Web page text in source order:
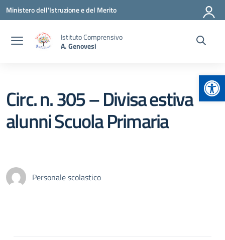
Vai ai contenuti
Vai al menu di navigazione
Vai al footer
Ministero dell'Istruzione e del Merito
Istituto Comprensivo
A. Genovesi
Circ. n. 305 – Divisa estiva
alunni Scuola Primaria
Personale scolastico